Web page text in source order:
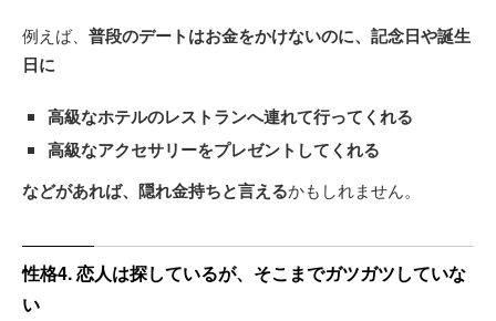
例えば、 普段のデートはお金をかけないのに、記念日や誕生
日に
高級なホテルのレストランへ連れて行ってくれる
高級なアクセサリーをプレゼントしてくれる
などがあれば、隠れ金持ちと言えるかもしれません。
性格4. 恋人は探しているが、そこまでガツガツしていな
い